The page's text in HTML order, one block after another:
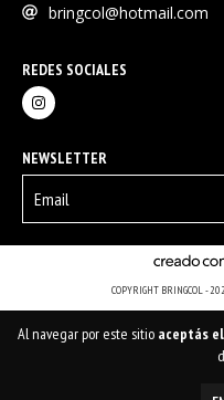
Al navegar por este sitio aceptás
bringcol@hotmail.com
REDES SOCIALES
NEWSLETTER
COPYRIGHT BRINGCOL -